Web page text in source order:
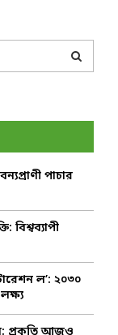
E
A
পাচার
বিশ্বব্যাপী
ল’: ২০৩০